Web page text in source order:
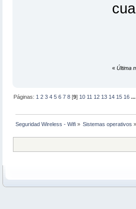
« Última
Páginas: 1 2 3 4 5 6 7 8 [9] 10 11 12 13 14 15 16
Seguridad Wireless - Wifi » Sistemas operativos »